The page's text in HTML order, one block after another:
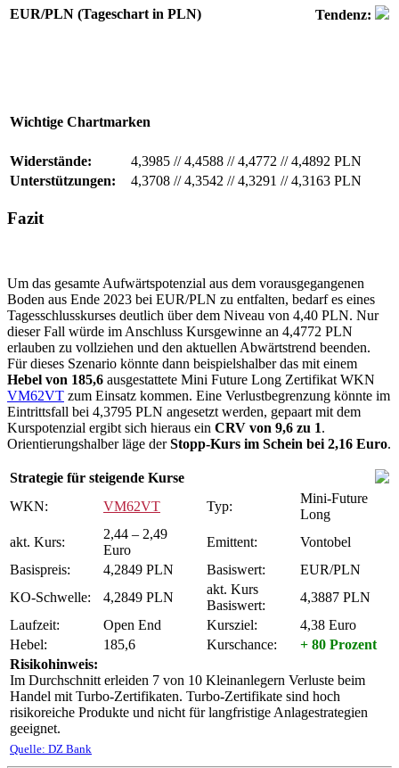
EUR/PLN (Tageschart in PLN) Tendenz:
Wichtige Chartmarken
Widerstände: 4,3985 //4,4588 //4,4772 //4,4892 PLN
Unterstützungen:
4,3708 //4,3542 //4,3291 //4,3163 PLN
Fazit
Um das gesamte Aufwärtspotenzial aus dem vorausgegangenen
Boden aus Ende 2023 bei EUR/PLN zu entfalten, bedarf es eines
Tagesschlusskurses deutlich über dem Niveau von 4,40 PLN. Nur
dieser Fall würde im Anschluss Kursgewinne an 4,4772 PLN
erlauben zu vollziehen und den aktuellen Abwärtstrend beenden.
Für dieses Szenario könnte dann beispielshalber das mit einem
Hebel von 185,6 ausgestattete Mini Future Long Zertifikat WKN
VM62VT zum Einsatz kommen. Eine Verlustbegrenzung könnte im
Eintrittsfall bei 4,3795 PLN angesetzt werden, gepaart mit dem
Kurspotenzial ergibt sich hieraus ein CRV von 9,6 zu 1.
Orientierungshalber läge derStopp-Kurs im Schein bei 2,16 Euro.
Strategie für steigende Kurse
WKN:
VM62VT Typ:
Mini-Future
Long
akt. Kurs:
2,44 – 2,49
Euro
Emittent:
Vontobel
Basispreis:
4,2849 PLN Basiswert:
EUR/PLN
KO-Schwelle:
4,2849 PLN
akt. Kurs
Basiswert:
4,3887 PLN
Laufzeit:
Open End Kursziel:
4,38 Euro
Hebel:
185,6 Kurschance:
+ 80 Prozent
Risikohinweis:
Im Durchschnitt erleiden 7 von 10 Kleinanlegern Verluste beim
Handel mit Turbo-Zertifikaten. Turbo-Zertifikate sind hoch
risikoreiche Produkte und nicht für langfristige Anlagestrategien
geeignet.
Quelle: DZ Bank